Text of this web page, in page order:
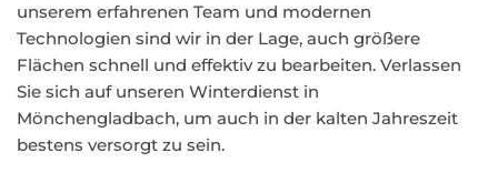
unserem erfahrenen Team und modernen
Technologien sind wir in der Lage, auch größere
Flächen schnell und effektiv zu bearbeiten. Verlassen
Sie sich auf unseren Winterdienst in
Mönchengladbach, um auch in der kalten Jahreszeit
bestens versorgt zu sein.